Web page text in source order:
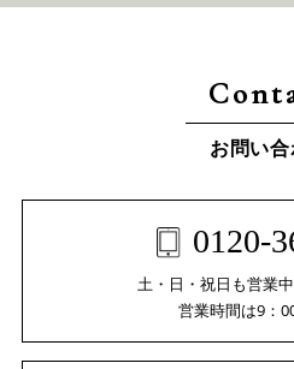
お問い合
0120-
土・日・祝日も営業
営業時間は9：